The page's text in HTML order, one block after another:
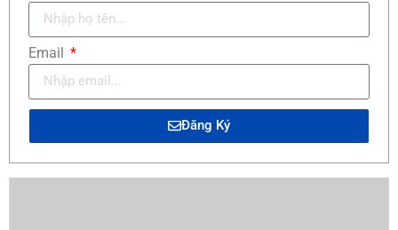
Email
Đăng Ký